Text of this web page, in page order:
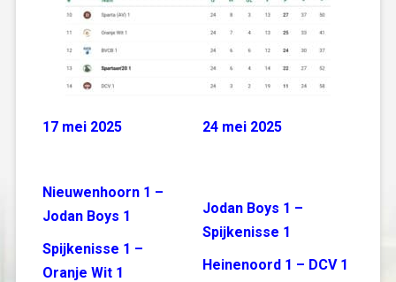
17 mei 2025 24 mei 2025
Nieuwenhoorn 1 –
Jodan Boys 1
Spijkenisse 1 –
Oranje Wit 1
Jodan Boys 1 –
Spijkenisse 1
Heinenoord 1 – DCV 1